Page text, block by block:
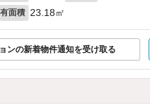
面積 23.18㎡
ンの新着物件通知を受け取る